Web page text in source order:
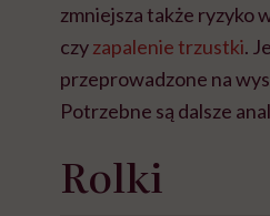
zmniejsza także ryzyko
czyzapalenie trzustki.
przeprowadzone na
Potrzebne są dalsze
Rolki